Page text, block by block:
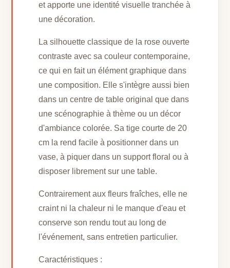
et apporte une identité visuelle tranchée à
une décoration.
La silhouette classique de la rose ouverte
contraste avec sa couleur contemporaine,
ce qui en fait un élément graphique dans
une composition. Elle s'intègre aussi bien
dans un centre de table original que dans
une scénographie à thème ou un décor
d'ambiance colorée. Sa tige courte de 20
cm la rend facile à positionner dans un
vase, à piquer dans un support floral ou à
disposer librement sur une table.
Contrairement aux fleurs fraîches, elle ne
craint ni la chaleur ni le manque d'eau et
conserve son rendu tout au long de
l'événement, sans entretien particulier.
Caractéristiques :